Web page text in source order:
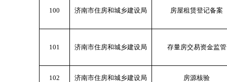
100 济南市住房和城乡建设局 房屋租赁登记备案
101 济南市住房和城乡建设局 存量房交易资金监管
102 济南市住房和城乡建设局 房源核验